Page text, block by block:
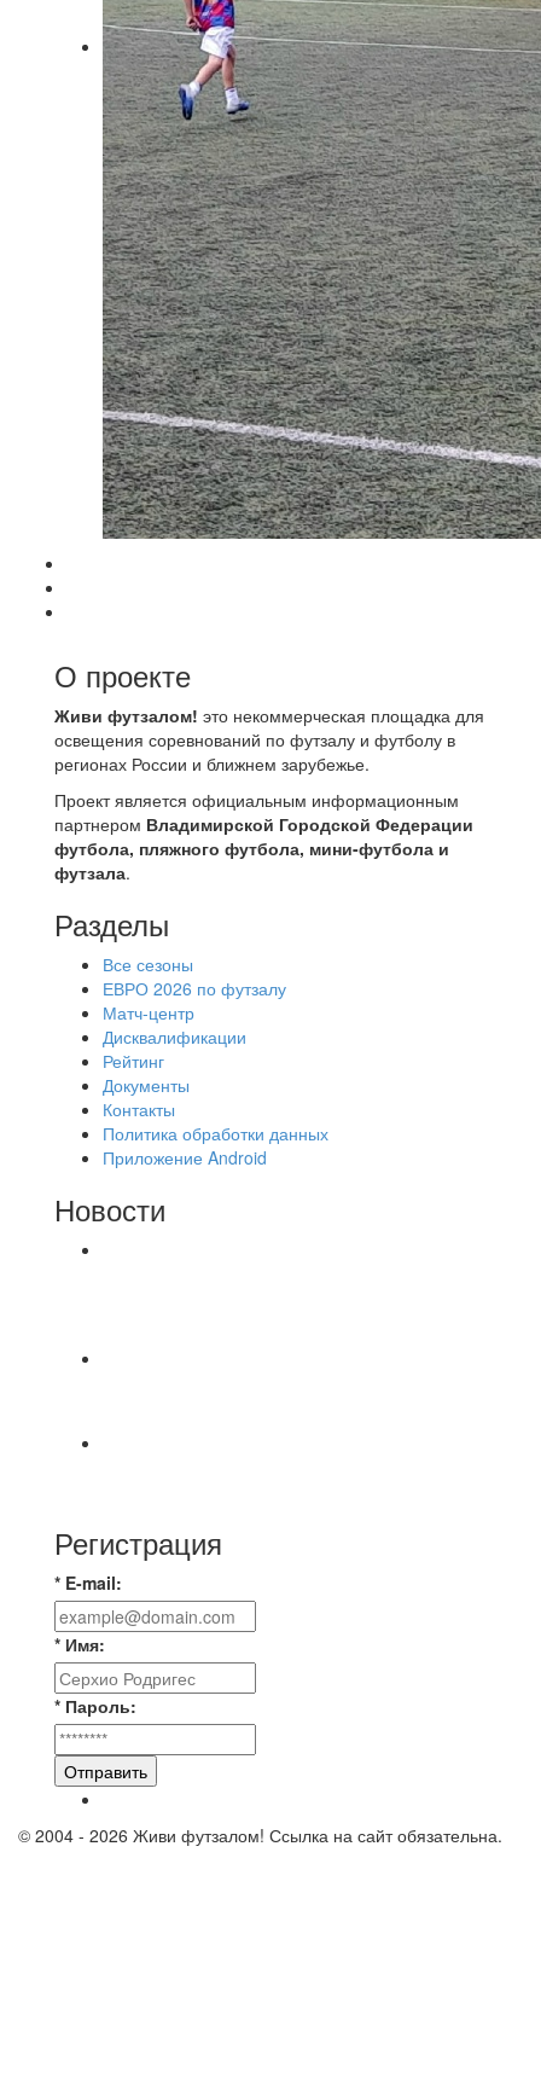
О проекте
Живи футзалом! это некоммерческая площадка для
освещения соревнований по футзалу и футболу в
регионах России и ближнем зарубежье.
Проект является официальным информационным
партнером Владимирской Городской Федерации
футбола, пляжного футбола, мини-футбола и
футзала.
Разделы
Все сезоны
ЕВРО 2026 по футзалу
Матч-центр
Дисквалификации
Рейтинг
Документы
Контакты
Политика обработки данных
Приложение Android
Новости
Регистрация
* E-mail:
* Имя:
* Пароль:
Отправить
© 2004 - 2026 Живи футзалом! Ссылка на сайт обязательна.